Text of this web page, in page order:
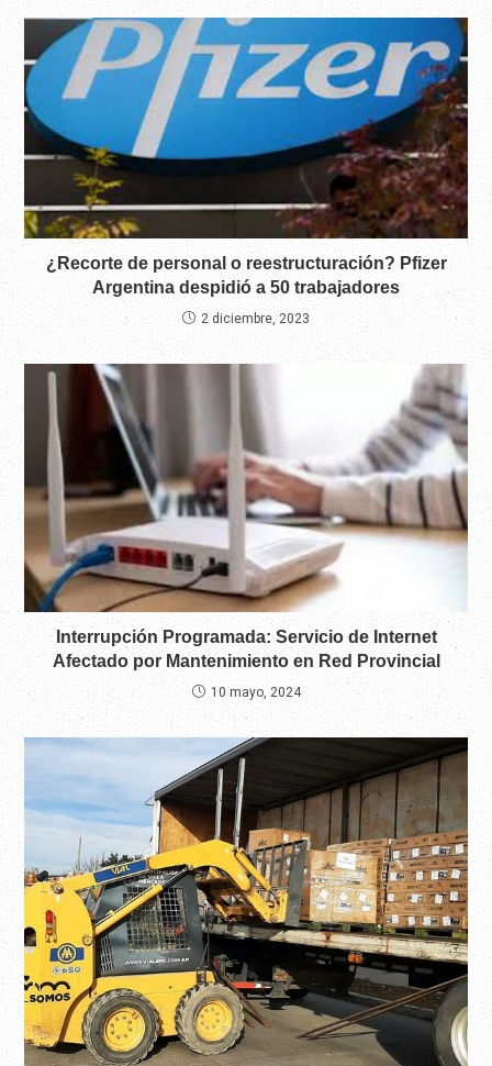
¿Recorte de personal o reestructuración? Pfizer
Argentina despidió a 50 trabajadores
2 diciembre, 2023
Interrupción Programada: Servicio de Internet
Afectado por Mantenimiento en Red Provincial
10 mayo, 2024